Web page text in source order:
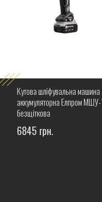
Кутова шліфувальна машина
аккумуляторна Елпром
безщіткова
6845 грн.